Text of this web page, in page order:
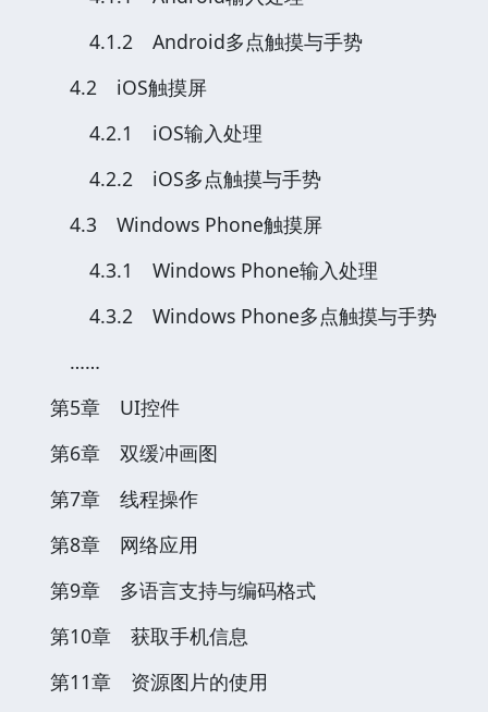
4.1.2 Android多点触摸与手势
4.2 iOS触摸屏
4.2.1 iOS输入处理
4.2.2 iOS多点触摸与手势
4.3 Windows Phone触摸屏
4.3.1 Windows Phone输入处理
4.3.2 Windows Phone多点触摸与手势
……
第5章 UI控件
第6章 双缓冲画图
第7章 线程操作
第8章 网络应用
第9章 多语言支持与编码格式
第10章 获取手机信息
第11章 资源图片的使用